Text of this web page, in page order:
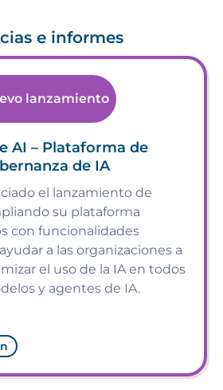
e informes
lanzamiento
AI – Plataforma de
de IA
el lanzamiento de
su plataforma
con funcionalidades
a las organizaciones a
el uso de la IA en todos
y agentes de IA.